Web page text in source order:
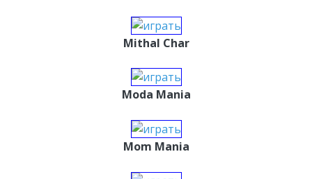
Mithal Char
Moda Mania
Mom Mania